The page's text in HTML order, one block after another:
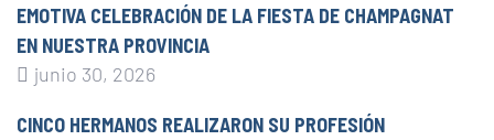
EMOTIVA CELEBRACIÓN DE LA FIESTA DE CHAMPAGNAT
EN NUESTRA PROVINCIA
junio 30, 2026
CINCO HERMANOS REALIZARON SU PROFESIÓN